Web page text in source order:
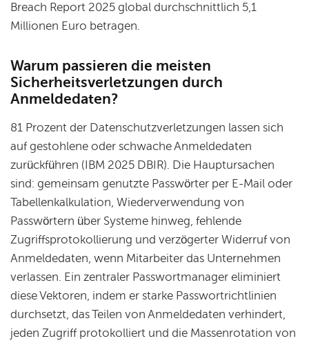
Breach Report 2025 global durchschnittlich 5,1
Millionen Euro betragen.
Warum passieren die meisten
Sicherheitsverletzungen durch
Anmeldedaten?
81 Prozent der Datenschutzverletzungen lassen sich
auf gestohlene oder schwache Anmeldedaten
zurückführen (IBM 2025 DBIR). Die Hauptursachen
sind: gemeinsam genutzte Passwörter per E-Mail oder
Tabellenkalkulation, Wiederverwendung von
Passwörtern über Systeme hinweg, fehlende
Zugriffsprotokollierung und verzögerter Widerruf von
Anmeldedaten, wenn Mitarbeiter das Unternehmen
verlassen. Ein zentraler Passwortmanager eliminiert
diese Vektoren, indem er starke Passwortrichtlinien
durchsetzt, das Teilen von Anmeldedaten verhindert,
jeden Zugriff protokolliert und die Massenrotation von